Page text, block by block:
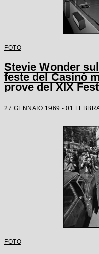
FOTO
Stevie Wonder
feste del Casinò
prove del XIX
27 GENNAIO 1969 - 01
FOTO